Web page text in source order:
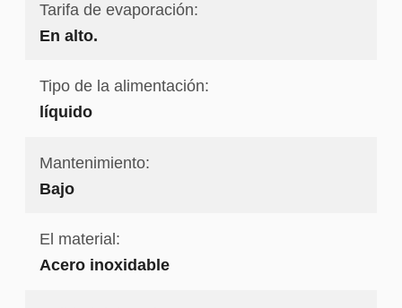
Tarifa de evaporación:
En alto.
Tipo de la alimentación:
líquido
Mantenimiento:
Bajo
El material:
Acero inoxidable